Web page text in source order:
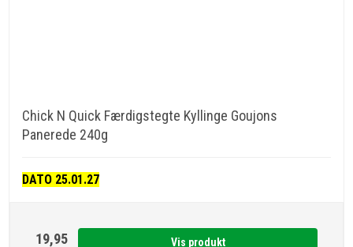
Chick N Quick Færdigstegte Kyllinge Goujons
Panerede 240g
DATO 25.01.27
19,95
Vis produkt